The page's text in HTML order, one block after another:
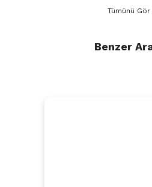
Tümünü Gör
Benzer